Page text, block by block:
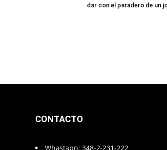
dar con el paradero de un
CONTACTO
Whastapp: 348-2-231-222